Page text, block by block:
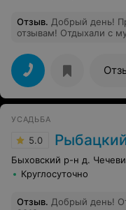
Отзыв. Добрый день!
отзывам! Отдыхали с
тоже удалась. Природа
очень заботливый
отпуска.
УСАДЬБА
5.0
Круглосуточно
Отзыв. Добрый день!